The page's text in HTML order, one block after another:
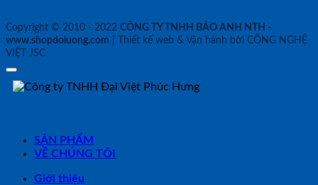
Copyright © 2010 - 2022 CÔNG TY TNHH BẢO ANH NTH -
www.shopdoluong.com | Thiết kế web & Vận hành bởi CÔNG NGHỆ
VIỆT JSC
SẢN PHẨM
VỀ CHÚNG TÔI
Giới thiệu